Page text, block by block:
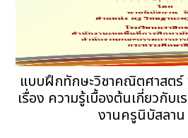
แบบฝึกทักษะวิชาคณิตศาสต
เรื่อง ความรู้เบื้องต้นเกี่ยวกับ
งานครูนิบัสลาน